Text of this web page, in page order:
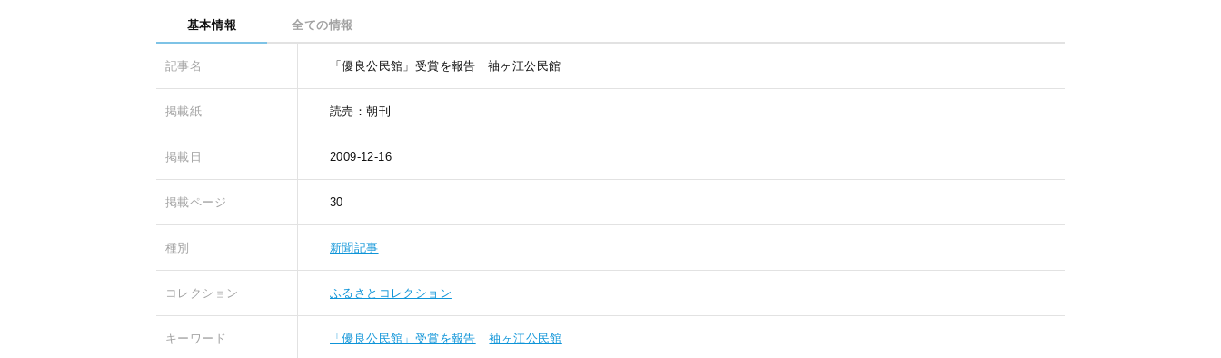
基本情報 全ての情報
記事名 「優良公民館」受賞を報告 袖ヶ江公民館
掲載紙 読売：朝刊
掲載日 2009-12-16
掲載ページ 30
種別 新聞記事
コレクション ふるさとコレクション
キーワード 「優良公民館」受賞を報告 袖ヶ江公民館